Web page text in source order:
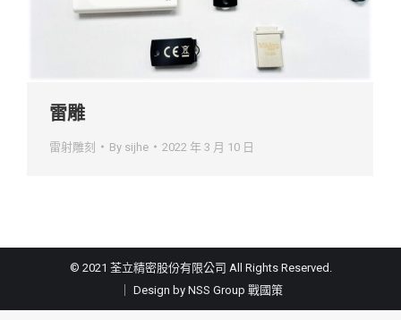
雷雕
雷射雕刻 By sijhe 2022 年 3 月 10 日
© 2021 荃立精密股份有限公司 All Rights Reserved.
｜ Design by NSS Group 戰國策